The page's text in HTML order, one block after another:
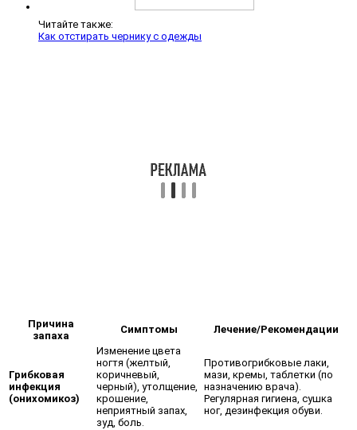
Читайте также:
Как отстирать чернику с одежды
Причина
запаха
Симптомы Лечение/Рекомендации
Грибковая
инфекция
(онихомикоз)
Изменение цвета
ногтя (желтый,
коричневый,
черный), утолщение,
крошение,
неприятный запах,
зуд, боль.
Противогрибковые лаки,
мази, кремы, таблетки (по
назначению врача).
Регулярная гигиена, сушка
ног, дезинфекция обуви.